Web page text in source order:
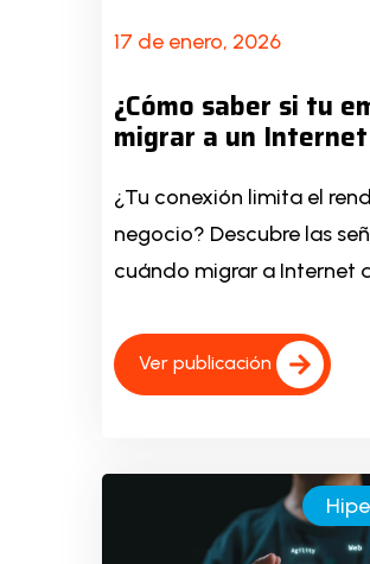
17 de enero, 2026
¿Cómo saber si tu
migrar a un
¿Tu conexión limita el
negocio? Descubre las
cuándo migrar a Internet
Ver publicación